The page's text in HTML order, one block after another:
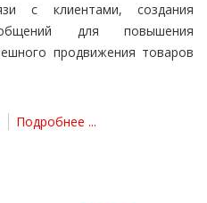
с клиентами, создания
для повышения
продвижения товаров
Подробнее ...